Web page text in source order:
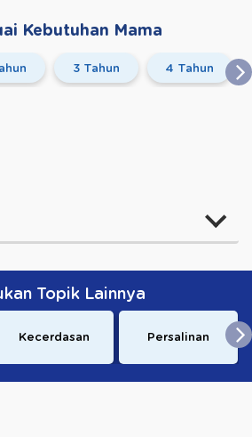
Kebutuhan Mama
3 Tahun 4 Tahun
Topik Lainnya
Kecerdasan Persalinan